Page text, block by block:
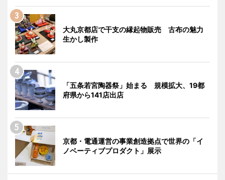
大丸京都店で干支の縁起物販売 古布の魅力
生かし製作
「五条若宮陶器祭」始まる 規模拡大、19都
府県から141店出店
京都・電通運営の事業創造拠点で世界の「イ
ノベーティブプロダクト」展示